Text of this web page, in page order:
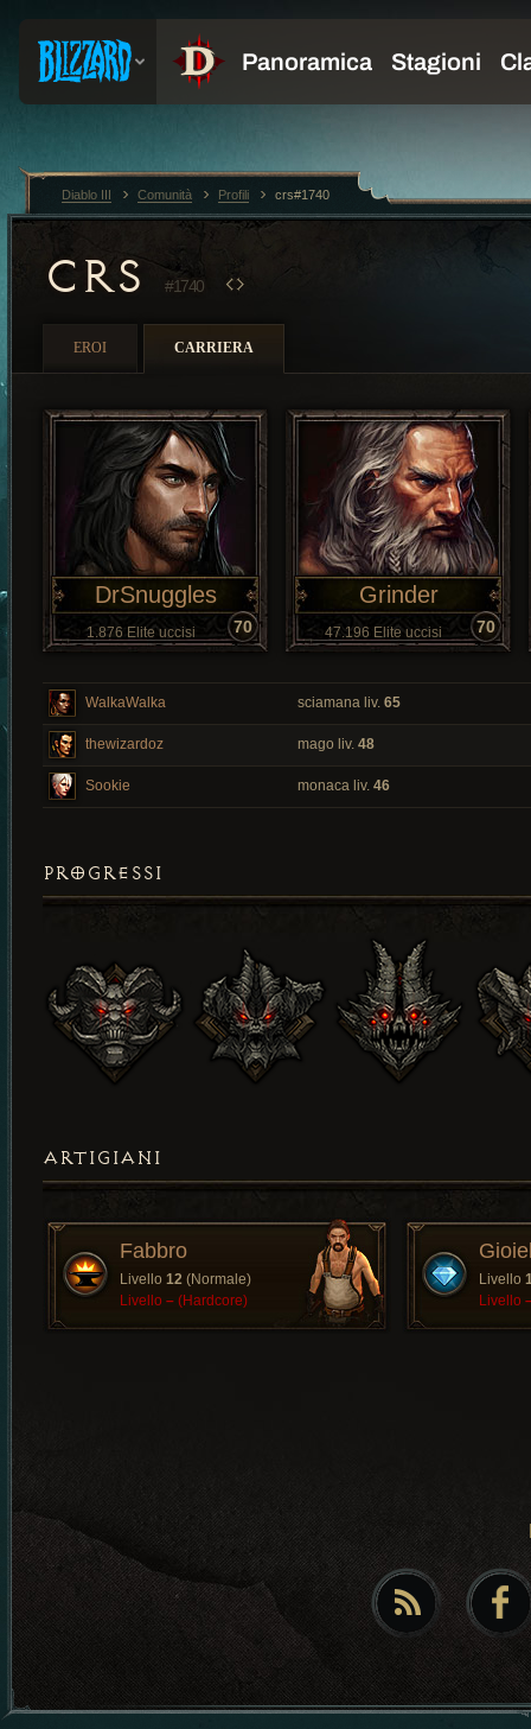
CRS#1740
EROI CARRIERA
DrSnuggles
1.876 Elite uccisi 70
Grinder
47.196 Elite uccisi 70
WalkaWalka sciamana liv. 65
thewizardoz mago liv. 48
Sookie monaca liv. 46
PROGRESSI
ARTIGIANI
Fabbro
Livello 12 (Normale)
Livello – (Hardcore)
Livello
Livello
Diablo III Comunità Profili crs#1740